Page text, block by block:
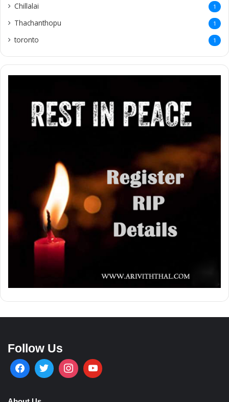
Chillalai 1
Thachanthopu 1
toronto 1
Follow Us